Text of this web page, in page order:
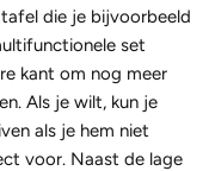
die je bijvoorbeeld
set
kant om nog meer
Als je wilt, kun je
als je hem niet
voor. Naast de lage